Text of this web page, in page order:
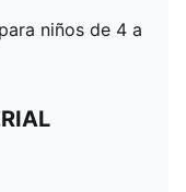
niños de 4 a